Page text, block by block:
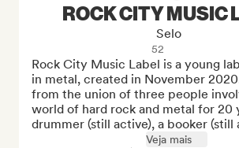
ROCK CITY MUSIC
Selo
52
Rock City Music Label is a young
in metal, created in November
from the union of three people
world of hard rock and metal for 20
drummer (still active), a booker (still
Veja mais